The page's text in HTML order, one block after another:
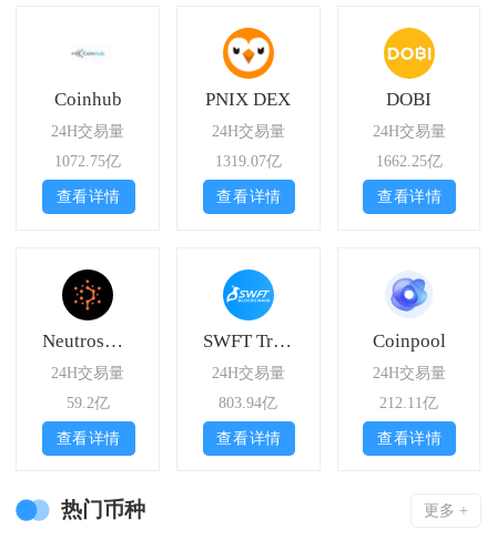
Coinhub
24H交易量
1072.75亿
查看详情
PNIX DEX
24H交易量
1319.07亿
查看详情
DOBI
24H交易量
1662.25亿
查看详情
Neutroswap
24H交易量
59.2亿
查看详情
SWFT Trade
24H交易量
803.94亿
查看详情
Coinpool
24H交易量
212.11亿
查看详情
热门币种 更多 +